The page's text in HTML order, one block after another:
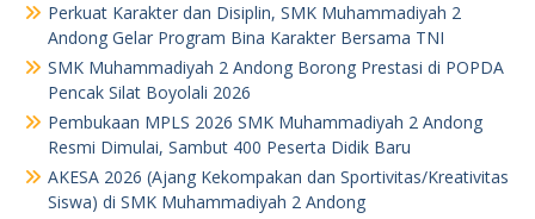
Perkuat Karakter dan Disiplin, SMK Muhammadiyah 2
Andong Gelar Program Bina Karakter Bersama TNI
SMK Muhammadiyah 2 Andong Borong Prestasi di POPDA
Pencak Silat Boyolali 2026
Pembukaan MPLS 2026 SMK Muhammadiyah 2 Andong
Resmi Dimulai, Sambut 400 Peserta Didik Baru
AKESA 2026 (Ajang Kekompakan dan Sportivitas/Kreativitas
Siswa) di SMK Muhammadiyah 2 Andong